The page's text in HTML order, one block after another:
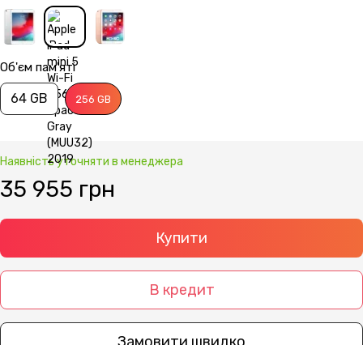
Об'єм пам'яті
64 GB 256 GB
Наявність уточняти в менеджера
35 955 грн
Купити
В кредит
Замовити швидко